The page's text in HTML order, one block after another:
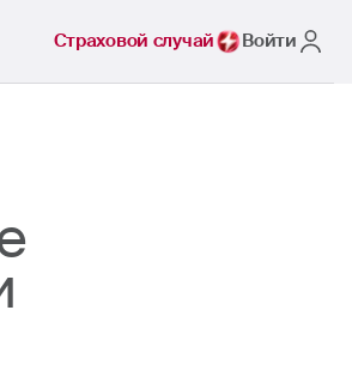
Страховой случай Войти